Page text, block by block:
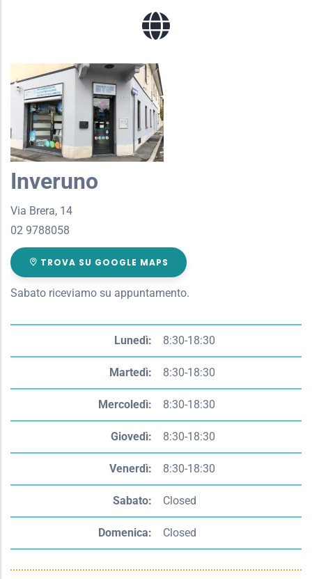
Inveruno
Via Brera, 14
02 9788058
TROVA SU GOOGLE MAPS
Sabato riceviamo su appuntamento.
slot
Lunedì: 8:30-18:30
Martedì: 8:30-18:30
Mercoledì: 8:30-18:30
Giovedì: 8:30-18:30
Venerdì: 8:30-18:30
Sabato: Closed
Domenica: Closed